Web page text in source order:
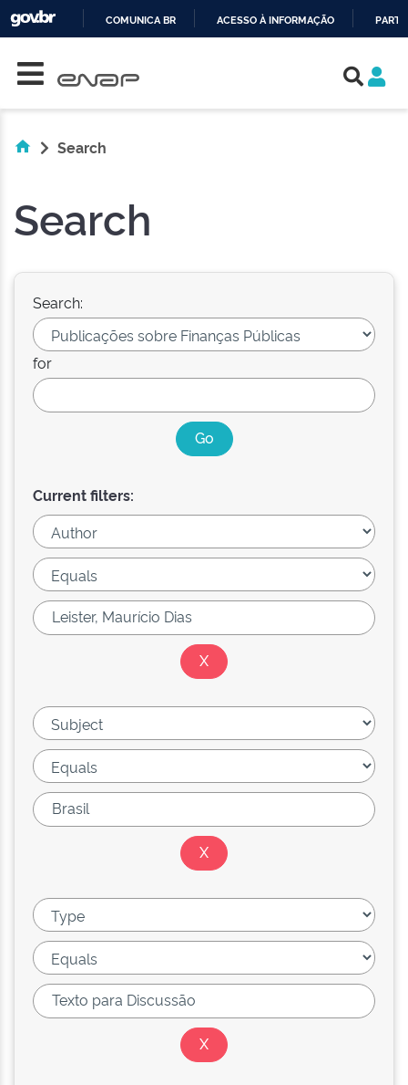
COMUNICA BR ACESSO À INFORMAÇÃO
Search
Search
Search:
for
Current filters: